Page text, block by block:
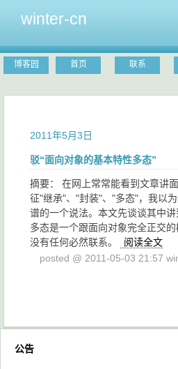
winter-cn
博客园 首页 联系
2011年5月3日
驳“面向对象的基本特性多态”
摘要： 在网上常常能看到文章讲
征"继承"、"封装"、"多态"，我以
谱的一个说法。本文先谈谈其中讲
多态是一个跟面向对象完全正交
没有任何必然联系。
阅读全文
posted @ 2011-05-03 21:57
公告